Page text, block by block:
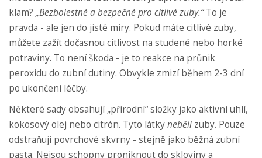
klam? „Bezbolestné a bezpečné pro citlivé zuby.“To je
pravda - ale jen do jisté míry. Pokud máte citlivé zuby,
můžete zažít dočasnou citlivost na studené nebo horké
potraviny. To není škoda - je to reakce na průnik
peroxidu do zubní dutiny. Obvykle zmizí během 2-3 dní
po ukončení léčby.
Některé sady obsahují „přírodní“ složky jako aktivní uhlí,
kokosový olej nebo citrón. Tyto látkynebělízuby. Pouze
odstraňují povrchové skvrny - stejně jako běžná zubní
pasta. Nejsou schopny proniknout do skloviny a